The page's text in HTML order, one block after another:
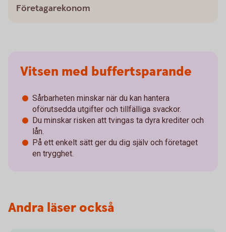
Företagarekonom
Vitsen med buffertsparande
Sårbarheten minskar när du kan hantera
oförutsedda utgifter och tillfälliga svackor.
Du minskar risken att tvingas ta dyra krediter och
lån.
På ett enkelt sätt ger du dig själv och företaget
en trygghet.
Andra läser också